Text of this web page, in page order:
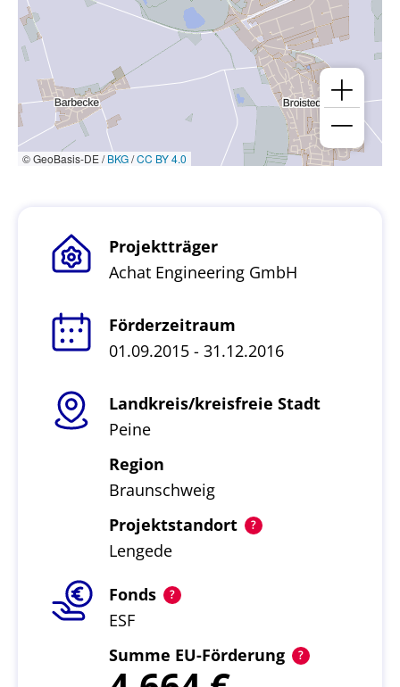
© GeoBasis-DE /BKG/CC BY 4.0
Projektträger
Achat Engineering GmbH
Förderzeitraum
01.09.2015 - 31.12.2016
Landkreis/kreisfreie Stadt
Peine
Region
Braunschweig
Projektstandort
Lengede
Fonds
ESF
Summe EU-Förderung